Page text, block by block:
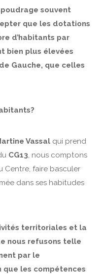
souvent
que les dotations
d’habitants par
bien plus élevées
Gauche, que celles
Vassal qui prend
CG13, nous comptons
Centre, faire basculer
dans ses habitudes
territoriales et la
nous refusons telle
par le
que les compétences